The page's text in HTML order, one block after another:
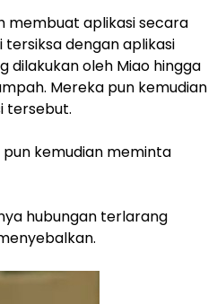
membuat aplikasi secara
dengan aplikasi
dilakukan oleh Miao hingga
Mereka pun kemudian
tersebut.
kemudian meminta
hubungan terlarang